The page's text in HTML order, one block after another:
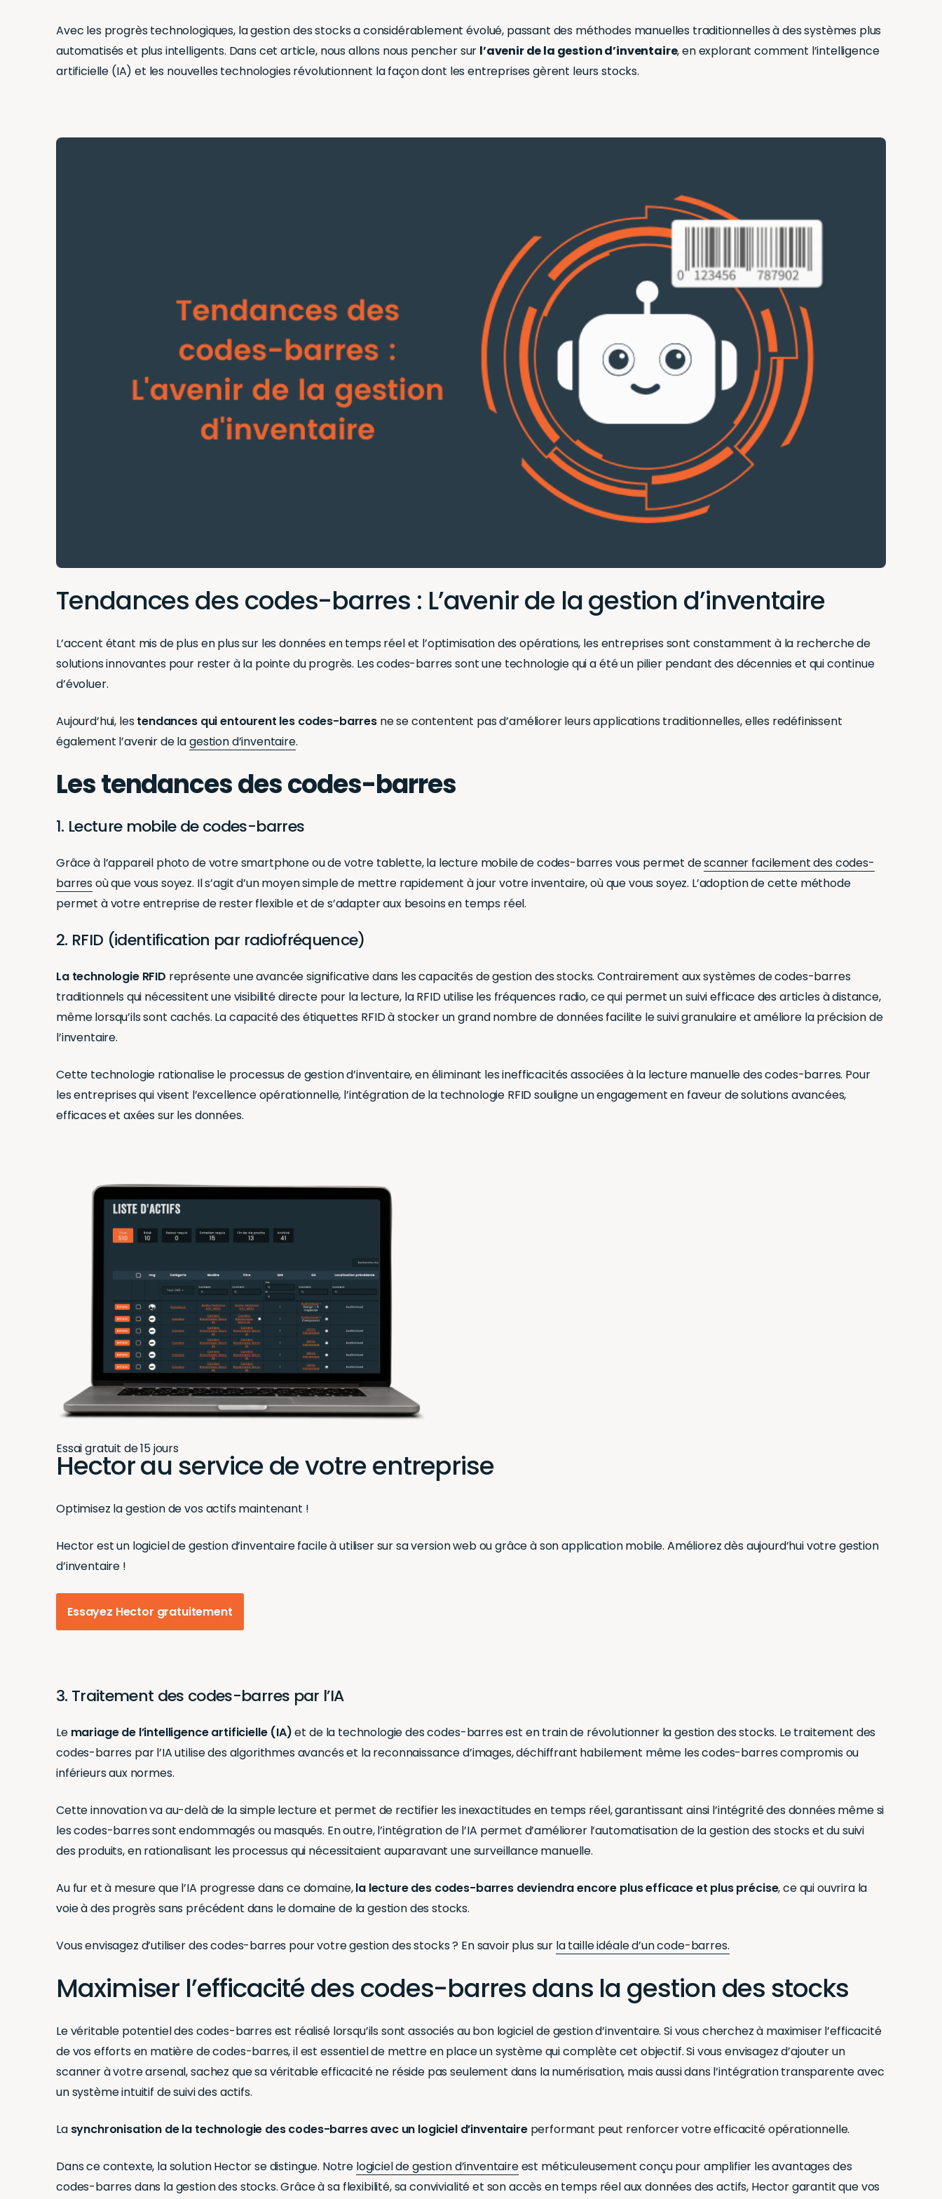
Avec les progrès technologiques, la gestion des stocks a considérablement évolué, passant des méthodes manuelles traditionnelles à des systèmes plus
automatisés et plus intelligents. Dans cet article, nous allons nous pencher sur l’avenir de la gestion d’inventaire, en explorant comment l’intelligence
artificielle (IA) et les nouvelles technologies révolutionnent la façon dont les entreprises gèrent leurs stocks.
Tendances des codes-barres : L’avenir de la gestion d’inventaire
L’accent étant mis de plus en plus sur les données en temps réel et l’optimisation des opérations, les entreprises sont constamment à la recherche de
solutions innovantes pour rester à la pointe du progrès. Les codes-barres sont une technologie qui a été un pilier pendant des décennies et qui continue
d’évoluer.
Aujourd’hui, lestendances qui entourent les codes-barresne se contentent pas d’améliorer leurs applications traditionnelles, elles redéfinissent
également l’avenir de lagestion d’inventaire.
Les tendances des codes-barres
1. Lecture mobile de codes-barres
Grâce à l’appareil photo de votre smartphone ou de votre tablette, la lecture mobile de codes-barres vous permet descanner facilement des codes-
barresoù que vous soyez. Il s’agit d’un moyen simple de mettre rapidement à jour votre inventaire, où que vous soyez. L’adoption de cette méthode
permet à votre entreprise de rester flexible et de s’adapter aux besoins en temps réel.
2. RFID (identification par radiofréquence)
La technologie RFID représente une avancée significative dans les capacités de gestion des stocks. Contrairement aux systèmes de codes-barres
traditionnels qui nécessitent une visibilité directe pour la lecture, la RFID utilise les fréquences radio, ce qui permet un suivi efficace des articles à distance,
même lorsqu’ils sont cachés. La capacité des étiquettes RFID à stocker un grand nombre de données facilite le suivi granulaire et améliore la précision de
l’inventaire.
Cette technologie rationalise le processus de gestion d’inventaire, en éliminant les inefficacités associées à la lecture manuelle des codes-barres. Pour
les entreprises qui visent l’excellence opérationnelle, l’intégration de la technologie RFID souligne un engagement en faveur de solutions avancées,
efficaces et axées sur les données.
Essai gratuit de 15 jours
Hector au service de votre entreprise
Optimisez la gestion de vos actifs maintenant !
Hector est un logiciel de gestion d’inventaire facile à utiliser sur sa version web ou grâce à son application mobile. Améliorez dès aujourd’hui votre gestion
d’inventaire !
Essayez Hector gratuitement
3. Traitement des codes-barres par l’IA
Le mariage de l’intelligence artificielle (IA)et de la technologie des codes-barres est en train de révolutionner la gestion des stocks. Le traitement des
codes-barres par l’IA utilise des algorithmes avancés et la reconnaissance d’images, déchiffrant habilement même les codes-barres compromis ou
inférieurs aux normes.
Cette innovation va au-delà de la simple lecture et permet de rectifier les inexactitudes en temps réel, garantissant ainsi l’intégrité des données même si
les codes-barres sont endommagés ou masqués. En outre, l’intégration de l’IA permet d’améliorer l’automatisation de la gestion des stocks et du suivi
des produits, en rationalisant les processus qui nécessitaient auparavant une surveillance manuelle.
Au fur et à mesure que l’IA progresse dans ce domaine,la lecture des codes-barres deviendra encore plus efficace et plus précise, ce qui ouvrira la
voie à des progrès sans précédent dans le domaine de la gestion des stocks.
Vous envisagez d’utiliser des codes-barres pour votre gestion des stocks ? En savoir plus sur la taille idéale d’un code-barres.
Maximiser l’efficacité des codes-barres dans la gestion des stocks
Le véritable potentiel des codes-barres est réalisé lorsqu’ils sont associés au bon logiciel de gestion d’inventaire. Si vous cherchez à maximiser l’efficacité
de vos efforts en matière de codes-barres, il est essentiel de mettre en place un système qui complète cet objectif. Si vous envisagez d’ajouter un
scanner à votre arsenal, sachez que sa véritable efficacité ne réside pas seulement dans la numérisation, mais aussi dans l’intégration transparente avec
un système intuitif de suivi des actifs.
La synchronisation de la technologie des codes-barres avec un logiciel d’inventaireperformant peut renforcer votre efficacité opérationnelle.
Dans ce contexte, la solution Hector se distingue. Notre logiciel de gestion d’inventaireest méticuleusement conçu pour amplifier les avantages des
codes-barres dans la gestion des stocks. Grâce à sa flexibilité, sa convivialité et son accès en temps réel aux données des actifs, Hector garantit que vos